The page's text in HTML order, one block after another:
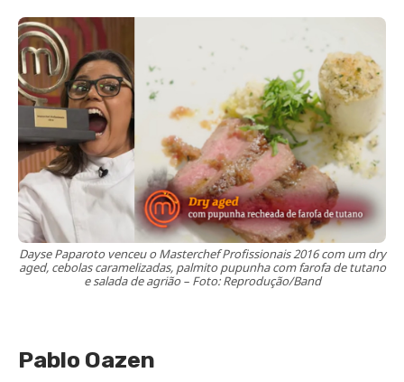
Dayse Paparoto venceu o Masterchef Profissionais 2016 com um dry
aged, cebolas caramelizadas, palmito pupunha com farofa de tutano
e salada de agrião – Foto: Reprodução/Band
Pablo Oazen